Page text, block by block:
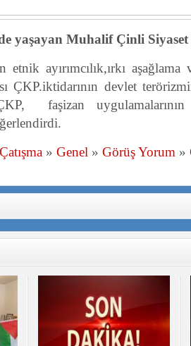
yaşayan Muhalif Çinli
ayırımcılık,ırkı aşağlama
ÇKP.iktidarının devlet
faşizan uygulamalarının
» Genel » Görüş Yorum »